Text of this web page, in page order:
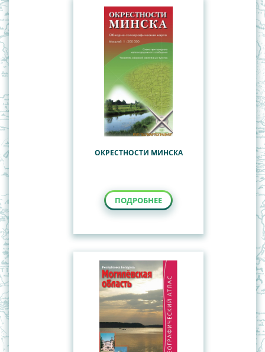
ОКРЕСТНОСТИ МИНСКА
ПОДРОБНЕЕ